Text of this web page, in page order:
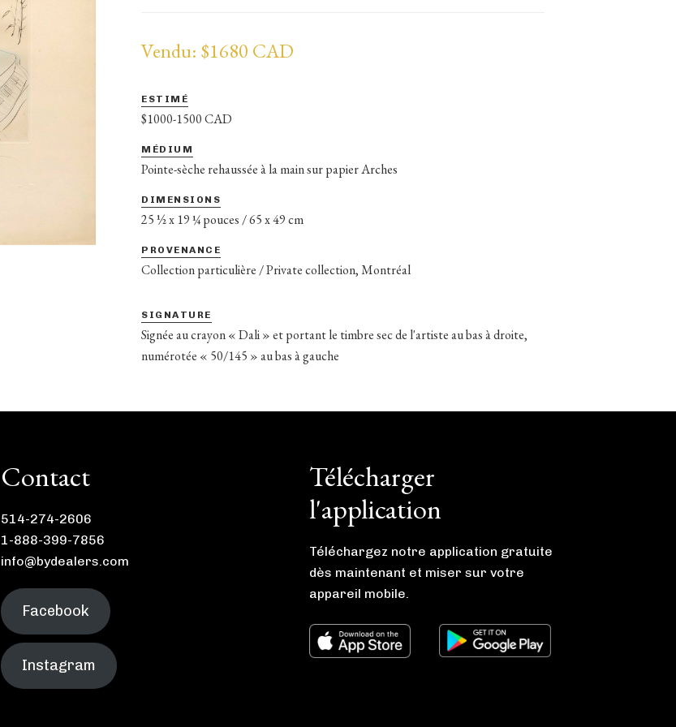
Vendu: $1680 CAD
ESTIMÉ
$1000-1500 CAD
MÉDIUM
Pointe-sèche rehaussée à la main sur papier Arches
DIMENSIONS
25 ½ x 19 ¼ pouces / 65 x 49 cm
PROVENANCE
Collection particulière / Private collection, Montréal
SIGNATURE
Signée au crayon « Dali » et portant le timbre sec de l'artiste au bas à droite,
numérotée « 50/145 » au bas à gauche
Contact
514-274-2606
1-888-399-7856
info@bydealers.com
Facebook
Instagram
Télécharger
l'application
Téléchargez notre application gratuite
dès maintenant et miser sur votre
appareil mobile.